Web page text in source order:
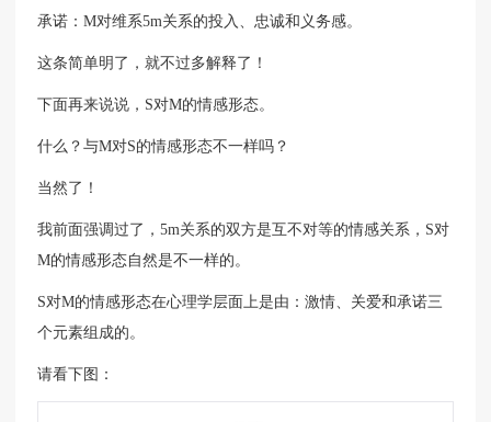
承诺：M对维系5m关系的投入、忠诚和义务感。
这条简单明了，就不过多解释了！
下面再来说说，S对M的情感形态。
什么？与M对S的情感形态不一样吗？
当然了！
我前面强调过了，5m关系的双方是互不对等的情感关系，S对
M的情感形态自然是不一样的。
S对M的情感形态在心理学层面上是由：激情、关爱和承诺三
个元素组成的。
请看下图：